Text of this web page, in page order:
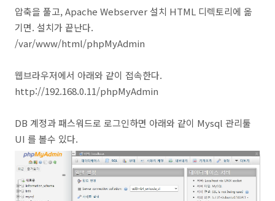
압축을 풀고, Apache Webserver 설치 HTML 디렉토리에 옮
기면. 설치가 끝난다.
/var/www/html/phpMyAdmin
웹브라우저에서 아래와 같이 접속한다.
http://192.168.0.11/phpMyAdmin
DB 계정과 패스워드로 로그인하면 아래와 같이 Mysql 관리툴
UI 를 볼수 있다.